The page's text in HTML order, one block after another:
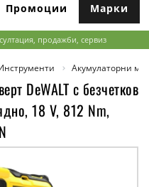
Марки
Промоции
продажби, сервиз
Акумулаторни
DeWALT с безчетков
18 V, 812 Nm,